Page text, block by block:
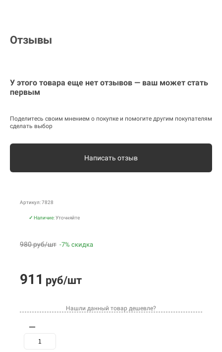
Отзывы
У этого товара еще нет отзывов — ваш может стать
первым
Поделитесь своим мнением о покупке и помогите другим покупателям
сделать выбор
Написать отзыв
Артикул: 7828
✓ Наличие:Уточняйте
980 руб/шт -7% скидка
911 руб/шт
Нашли данный товар дешевле?
—